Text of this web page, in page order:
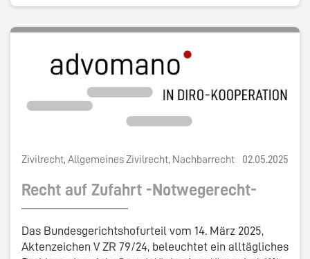
Zivilrecht, Allgemeines Zivilrecht, Nachbarrecht 02.05.2025
Recht auf Zufahrt -Notwegerecht-
Das Bundesgerichtshofurteil vom 14. März 2025,
Aktenzeichen V ZR 79/24, beleuchtet ein alltägliches